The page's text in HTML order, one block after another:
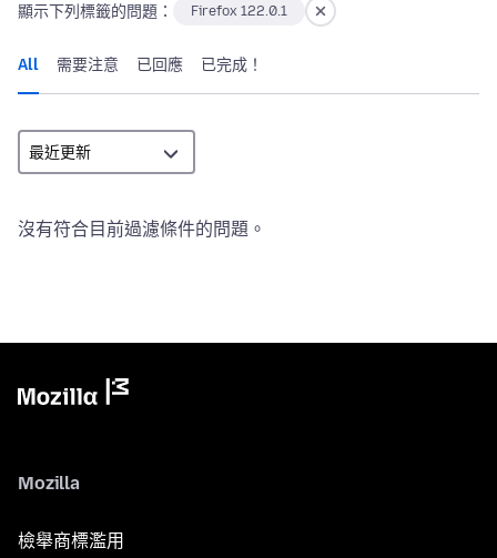
顯示下列標籤的問題： Firefox 122.0.1
All 需要注意 已回應 已完成！
沒有符合目前過濾條件的問題。
Mozilla
檢舉商標濫用